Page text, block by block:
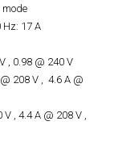
Hz: 17 A
, 0.98 @ 240 V
208 V , 4.6 A @
, 4.4 A @ 208 V ,